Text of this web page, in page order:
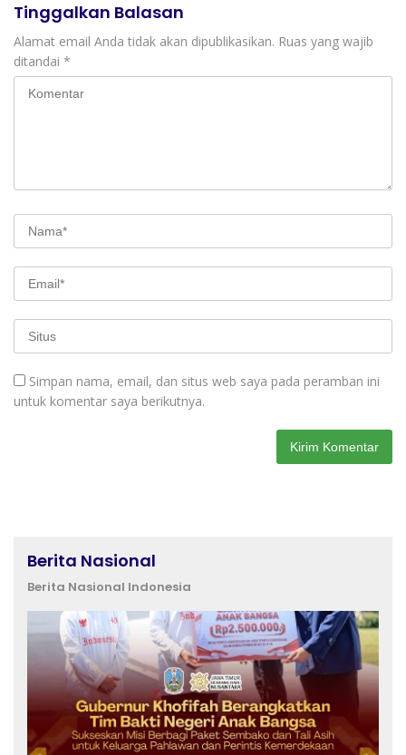
Tinggalkan Balasan
Alamat email Anda tidak akan dipublikasikan. Ruas yang wajib
ditandai *
Simpan nama, email, dan situs web saya pada peramban ini
untuk komentar saya berikutnya.
Berita Nasional
Berita Nasional Indonesia